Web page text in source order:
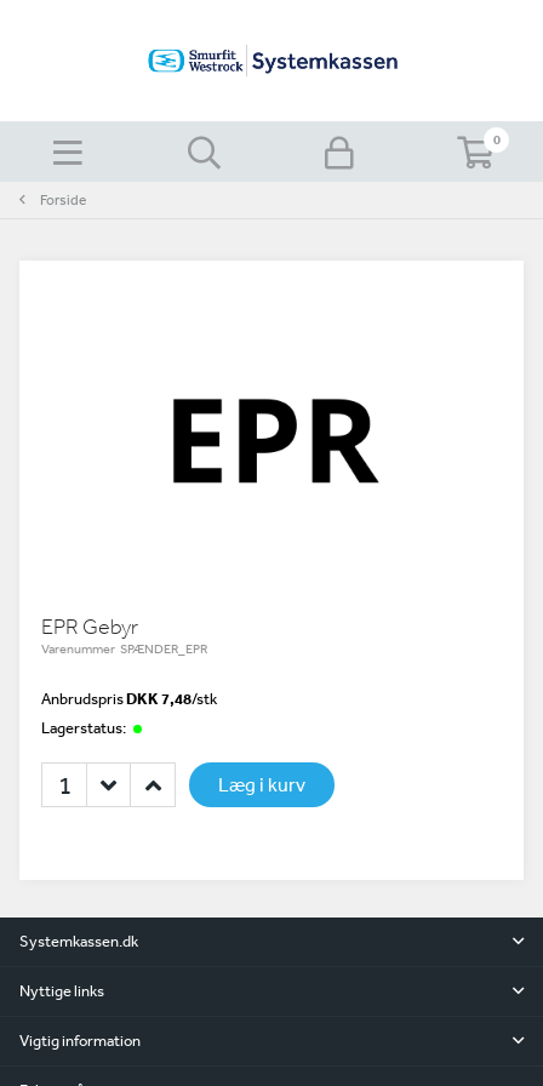
0
Forside
EPR Gebyr
Varenummer SPÆNDER_EPR
AnbrudsprisDKK 7,48/stk
Lagerstatus:
Læg i kurv
Systemkassen.dk
Nyttige links
Vigtig information